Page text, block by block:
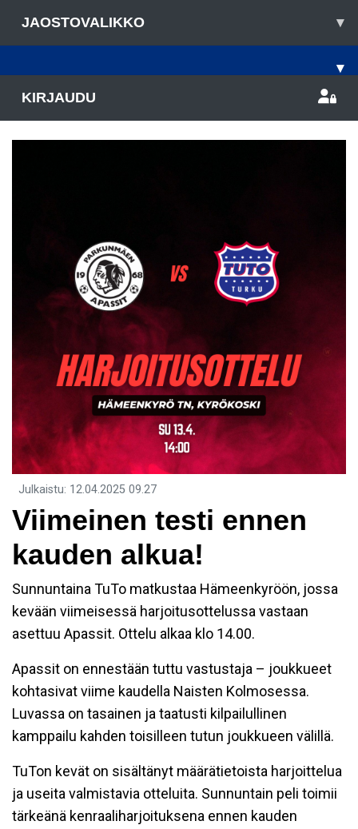
JAOSTOVALIKKO ▾
▾
KIRJAUDU
Julkaistu: 12.04.2025 09.27
Viimeinen testi ennen
kauden alkua!
Sunnuntaina TuTo matkustaa Hämeenkyröön, jossa
kevään viimeisessä harjoitusottelussa vastaan
asettuu Apassit. Ottelu alkaa klo 14.00.
Apassit on ennestään tuttu vastustaja – joukkueet
kohtasivat viime kaudella Naisten Kolmosessa.
Luvassa on tasainen ja taatusti kilpailullinen
kamppailu kahden toisilleen tutun joukkueen välillä.
TuTon kevät on sisältänyt määrätietoista harjoittelua
ja useita valmistavia otteluita. Sunnuntain peli toimii
tärkeänä kenraaliharjoituksena ennen kauden